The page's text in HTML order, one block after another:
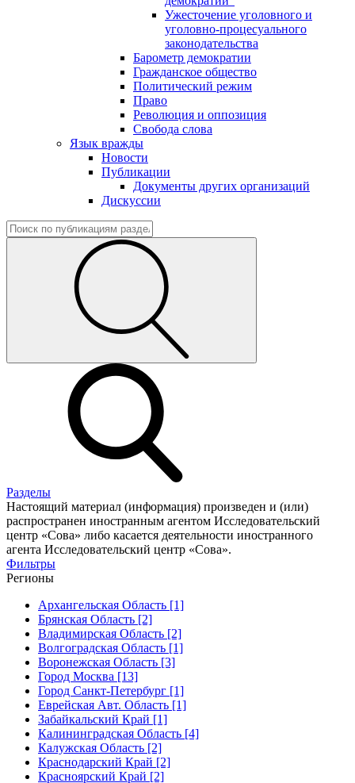
Ужесточение уголовного и
уголовно-процесуального
законодательства
Барометр демократии
Гражданское общество
Политический режим
Право
Революция и оппозиция
Свобода слова
Язык вражды
Новости
Публикации
Документы других организаций
Дискуссии
Разделы
Настоящий материал (информация) произведен и (или)
распространен иностранным агентом Исследовательский
центр «Сова» либо касается деятельности иностранного
агента Исследовательский центр «Сова».
Фильтры
Регионы
Архангельская Область [1]
Брянская Область [2]
Владимирская Область [2]
Волгоградская Область [1]
Воронежская Область [3]
Город Москва [13]
Город Санкт-Петербург [1]
Еврейская Авт. Область [1]
Забайкальский Край [1]
Калининградская Область [4]
Калужская Область [2]
Краснодарский Край [2]
Красноярский Край [2]